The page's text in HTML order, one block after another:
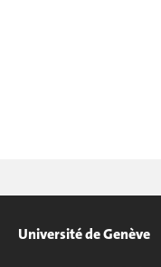
Université de Genève